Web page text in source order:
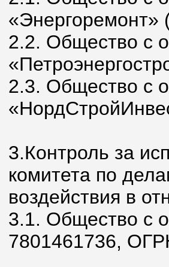
2.2. Общество с
2.3. Общество с
3.Контроль за
комитета по
воздействия в
3.1. Общество с
7801461736,